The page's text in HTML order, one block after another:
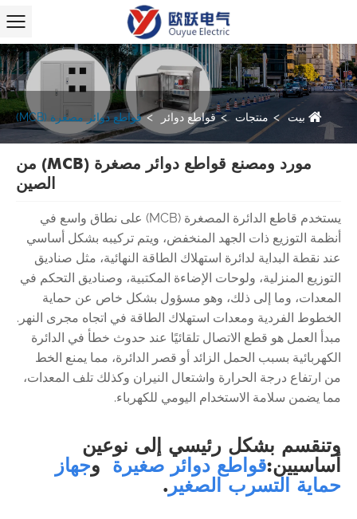
بيت منتجات قواطع دوائر قواطع دوائر مصغرة (MCB)
مورد ومصنع قواطع دوائر مصغرة (MCB) من
الصين
يستخدم قاطع الدائرة المصغرة (MCB) على نطاق واسع في
أنظمة التوزيع ذات الجهد المنخفض، ويتم تركيبه بشكل أساسي
عند نقطة البداية لدائرة استهلاك الطاقة النهائية، مثل صناديق
التوزيع المنزلية، ولوحات الإضاءة المكتبية، وصناديق التحكم في
المعدات، وما إلى ذلك، وهو مسؤول بشكل خاص عن حماية
الخطوط الفردية ومعدات استهلاك الطاقة في اتجاه مجرى النهر.
مبدأ العمل هو قطع الاتصال تلقائيًا عند حدوث خطأ في الدائرة
الكهربائية بسبب الحمل الزائد أو قصر الدائرة، مما يمنع الخط
من ارتفاع درجة الحرارة واشتعال النيران وكذلك تلف المعدات،
مما يضمن سلامة الاستخدام اليومي للكهرباء.
وتنقسم بشكل رئيسي إلى نوعين
أساسيين:قواطع دوائر صغيرة وجهاز
حماية التسرب الصغير .